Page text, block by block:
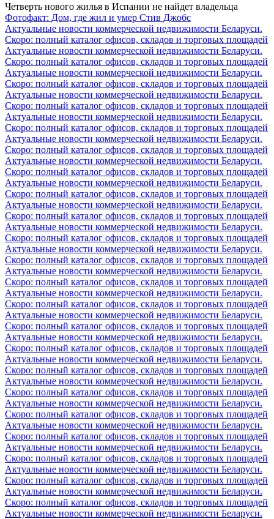
Четверть нового жилья в Испании не найдет владельца
Фотофакт: Дом, где жил и умер Стив Джобс
Актуальные новости коммерческой недвижимости Беларуси.
Скоро: полный каталог офисов, складов и торговых площадей
Актуальные новости коммерческой недвижимости Беларуси.
Скоро: полный каталог офисов, складов и торговых площадей
Актуальные новости коммерческой недвижимости Беларуси.
Скоро: полный каталог офисов, складов и торговых площадей
Актуальные новости коммерческой недвижимости Беларуси.
Скоро: полный каталог офисов, складов и торговых площадей
Актуальные новости коммерческой недвижимости Беларуси.
Скоро: полный каталог офисов, складов и торговых площадей
Актуальные новости коммерческой недвижимости Беларуси.
Скоро: полный каталог офисов, складов и торговых площадей
Актуальные новости коммерческой недвижимости Беларуси.
Скоро: полный каталог офисов, складов и торговых площадей
Актуальные новости коммерческой недвижимости Беларуси.
Скоро: полный каталог офисов, складов и торговых площадей
Актуальные новости коммерческой недвижимости Беларуси.
Скоро: полный каталог офисов, складов и торговых площадей
Актуальные новости коммерческой недвижимости Беларуси.
Скоро: полный каталог офисов, складов и торговых площадей
Актуальные новости коммерческой недвижимости Беларуси.
Скоро: полный каталог офисов, складов и торговых площадей
Актуальные новости коммерческой недвижимости Беларуси.
Скоро: полный каталог офисов, складов и торговых площадей
Актуальные новости коммерческой недвижимости Беларуси.
Скоро: полный каталог офисов, складов и торговых площадей
Актуальные новости коммерческой недвижимости Беларуси.
Скоро: полный каталог офисов, складов и торговых площадей
Актуальные новости коммерческой недвижимости Беларуси.
Скоро: полный каталог офисов, складов и торговых площадей
Актуальные новости коммерческой недвижимости Беларуси.
Скоро: полный каталог офисов, складов и торговых площадей
Актуальные новости коммерческой недвижимости Беларуси.
Скоро: полный каталог офисов, складов и торговых площадей
Актуальные новости коммерческой недвижимости Беларуси.
Скоро: полный каталог офисов, складов и торговых площадей
Актуальные новости коммерческой недвижимости Беларуси.
Скоро: полный каталог офисов, складов и торговых площадей
Актуальные новости коммерческой недвижимости Беларуси.
Скоро: полный каталог офисов, складов и торговых площадей
Актуальные новости коммерческой недвижимости Беларуси.
Скоро: полный каталог офисов, складов и торговых площадей
Актуальные новости коммерческой недвижимости Беларуси.
Скоро: полный каталог офисов, складов и торговых площадей
Актуальные новости коммерческой недвижимости Беларуси.